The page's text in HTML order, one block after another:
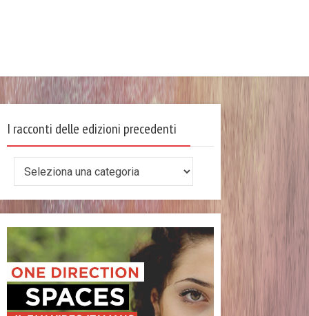
I racconti delle edizioni precedenti
delle
edizioni
precedenti